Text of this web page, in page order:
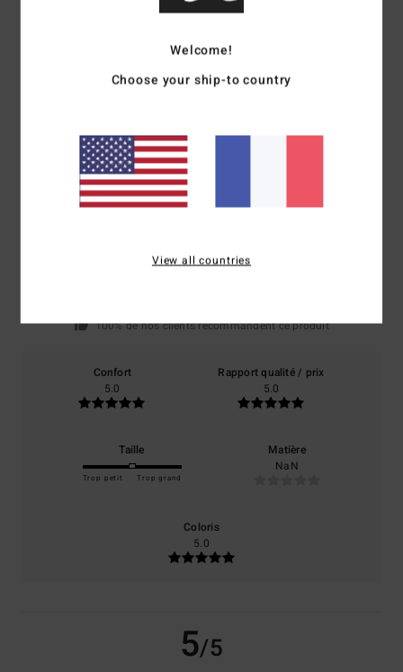
Avis clients
Note moyenne
5.0/5
100% de nos clients recommandent ce produit
Confort
5.0
Rapport qualité / prix
5.0
Taille
Trop petit Trop grand
Matière
NaN
Coloris
5.0
5/5
Welcome!
Choose your ship-to country
View all countries